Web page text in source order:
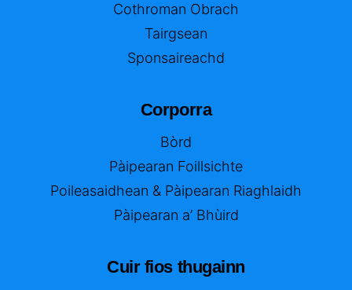
Cothroman Obrach
Tairgsean
Sponsaireachd
Corporra
Bòrd
Pàipearan Foillsichte
Poileasaidhean & Pàipearan Riaghlaidh
Pàipearan a’ Bhùird
Cuir fios thugainn